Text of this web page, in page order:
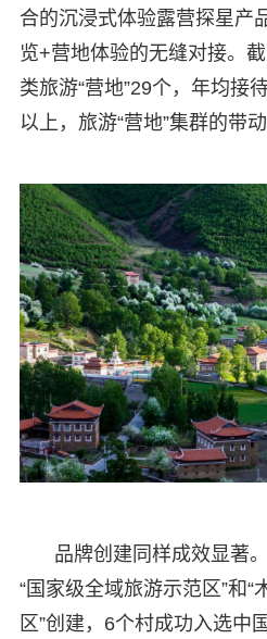
合的沉浸式体验露营探星产
览+营地体验的无缝对接。
类旅游“营地”29个，年均接
以上，旅游“营地”集群的带
品牌创建同样成效显著
“国家级全域旅游示范区”和
区”创建，6个村成功入选中